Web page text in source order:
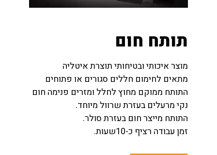
תותח חום
מוצר איכותי ובטיחותי תוצרת איטליה
מתאים לחימום חללים סגורים או פתוחים
התותח ממוקם מחוץ לחלל ומזרים פנימה חום
נקי מרעלים בעזרת שרוול מיוחד.
התותח מייצר חום בעזרת סולר.
זמן עבודה רציף כ-10שעות.